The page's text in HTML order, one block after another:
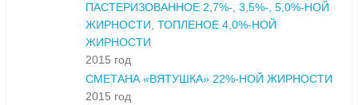
ПАСТЕРИЗОВАННОЕ 2,7%-, 3,5%-, 5,0%-НОЙ
ЖИРНОСТИ, ТОПЛЕНОЕ 4,0%-НОЙ
ЖИРНОСТИ
2015 год
СМЕТАНА «ВЯТУШКА» 22%-НОЙ ЖИРНОСТИ
2015 год